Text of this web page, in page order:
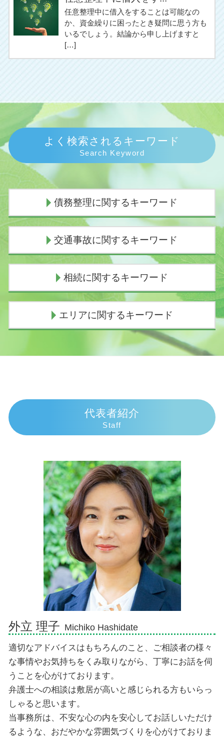
任意整理中に借入をすることは可能なの
か、資金繰りに困ったとき疑問に思う方も
いるでしょう。結論から申し上げますと
[…]
よく検索されるキーワード
Search Keyword
債務整理に関するキーワード
個人再生 費用 分割
任意整理 デメリット
個人再生 任意整理
債務整理 デメリット 知恵袋
個人再生 バレる
任意整理とは
任意整理 返済期間 7年
個人再生 スケジュール
個人再生 申立後 通帳
個人再生 費用 安い
交通事故に関するキーワード
人身事故 物損事故 違い
示談交渉 意味
死亡事故 人生終了
過失割合 慰謝料
示談交渉権
過失割合 誰が決める
交通事故 過失割合納得いかない
交通事故 慰謝料むちうち
人身事故 損害賠償
相続に関するキーワード
遺留分侵害額請求権 時効
成年後見申立 必要書類
相続人
遺産相続 孫 離婚
代襲相続 遺留分
遺産相続 孫
遺産 相続 が 振り込ま れる まで
遺産相続 順位
相続 順位 配偶者なし
相続手続き 必要書類
遺産放棄 期限
エリアに関するキーワード
相続 弁護士 三島市
債務整理 弁護士 熱海市
債務整理 弁護士 富士市
交通事故 弁護士 伊豆市
相続 弁護士 伊豆市
債務整理 弁護士 三島市
相続 弁護士 富士市
交通事故 弁護士 沼津市
相続 弁護士 御殿場市
債務整理 弁護士 沼津市
交通事故 弁護士 富士市
交通事故 弁護士 熱海市
相続 弁護士 沼津市
代表者紹介
Staff
外立 理子 Michiko Hashidate
適切なアドバイスはもちろんのこと、ご相談者の様々
な事情やお気持ちをくみ取りながら、丁寧にお話を伺
うことを心がけております。
弁護士への相談は敷居が高いと感じられる方もいらっ
しゃると思います。
当事務所は、不安な心の内を安心してお話しいただけ
るような、おだやかな雰囲気づくりを心がけておりま